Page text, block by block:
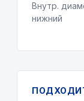
Внутр.
нижний